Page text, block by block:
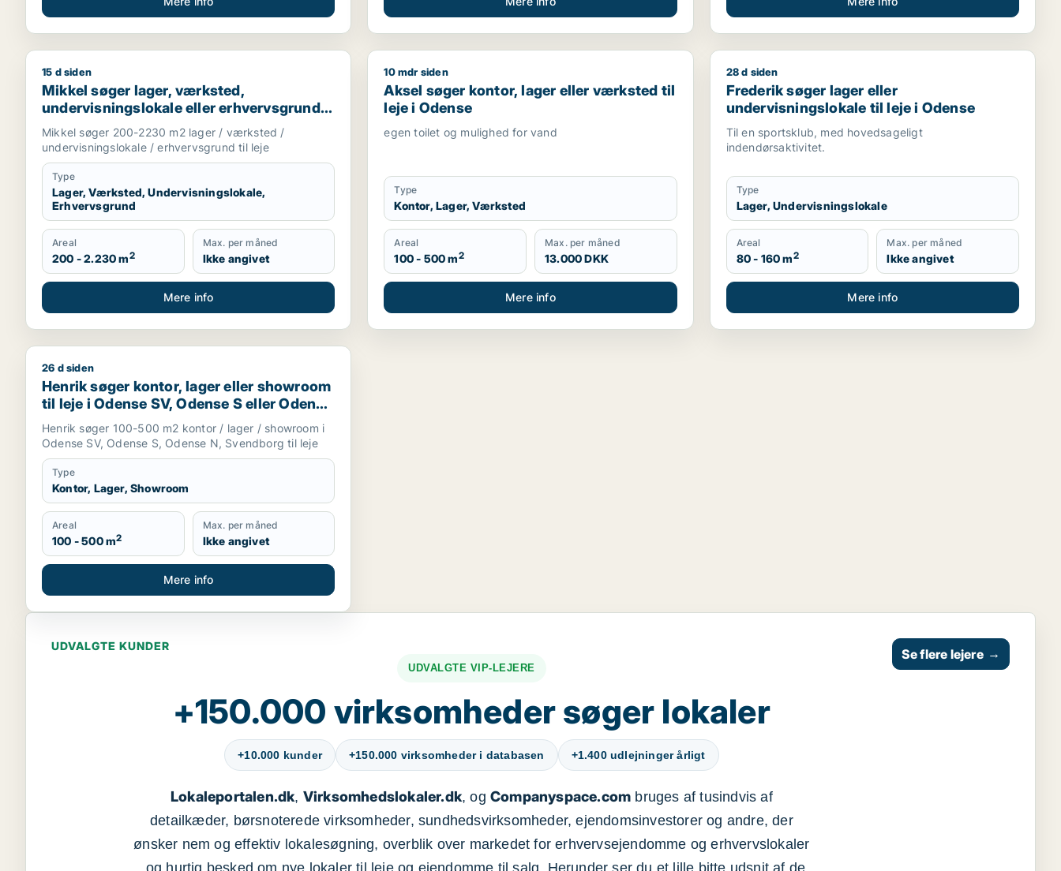
Mikkel søger lager, værksted, undervisningslokale eller erhvervsgrund til leje i Odense C, Odense V eller Odense NV m.fl.
15 d siden
Mikkel søger lager, værksted,
undervisningslokale eller erhvervsgrund
til leje i Odense C, Odense V eller Odense
NV m.fl.
Mikkel søger 200-2230 m2 lager / værksted /
undervisningslokale / erhvervsgrund til leje
Type
Lager, Værksted, Undervisningslokale,
Erhvervsgrund
Areal
200 - 2.230 m2
Max. per måned
Ikke angivet
Mere info
Aksel søger kontor, lager eller værksted til leje i Odense
10 mdr siden
Aksel søger kontor, lager eller værksted til
leje i Odense
egen toilet og mulighed for vand
Type
Kontor, Lager, Værksted
Areal
100 - 500 m2
Max. per måned
13.000 DKK
Mere info
Frederik søger lager eller undervisningslokale til leje i
28 d siden
Frederik søger lager eller
undervisningslokale til leje i Odense
Til en sportsklub, med hovedsageligt
indendørsaktivitet.
Type
Lager, Undervisningslokale
Areal
80 - 160 m2
Max. per måned
Ikke angivet
Mere info
Henrik søger kontor, lager eller showroom til leje i Odense SV, Odense S eller Odense N m.fl.
26 d siden
Henrik søger kontor, lager eller showroom
til leje i Odense SV, Odense S eller Odense
N m.fl.
Henrik søger 100-500 m2 kontor / lager / showroom i
Odense SV, Odense S, Odense N, Svendborg til leje
Type
Kontor, Lager, Showroom
Areal
100 - 500 m2
Max. per måned
Ikke angivet
Mere info
UDVALGTE KUNDER
UDVALGTE VIP-LEJERE
+150.000 virksomheder søger lokaler
+10.000 kunder +150.000 virksomheder i databasen +1.400 udlejninger årligt
Lokaleportalen.dk, Virksomhedslokaler.dk, og Companyspace.com bruges af tusindvis af
detailkæder, børsnoterede virksomheder, sundhedsvirksomheder, ejendomsinvestorer og andre, der
ønsker nem og effektiv lokalesøgning, overblik over markedet for erhvervsejendomme og erhvervslokaler
, og hurtig besked om nye lokaler til leje og ejendomme til salg. Herunder ser du et lille bitte udsnit af de
Se flere lejere →